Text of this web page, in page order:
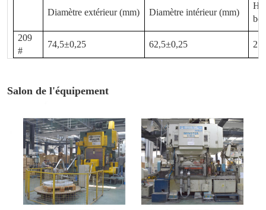
Diamètre extérieur (mm) Diamètre intérieur (mm)
209
#
74,5±0,25 62,5±0,25
Salon de l'équipement